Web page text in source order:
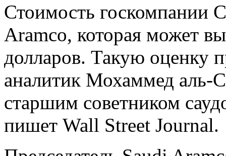
Стоимость госкомпании
Aramco, которая может
долларов. Такую оценку
аналитик Мохаммед аль-
старшим советником
пишет Wall Street Journal.